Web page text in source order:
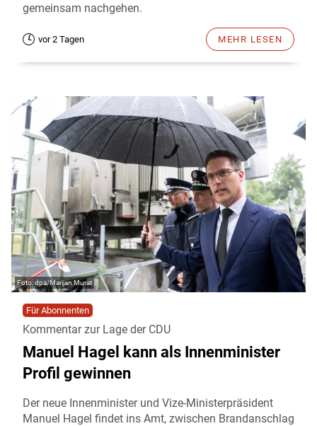
gemeinsam nachgehen.
vor 2 Tagen MEHR LESEN
dpa/Marijan Murat
Für Abonnenten
Kommentar zur Lage der CDU
Manuel Hagel kann als Innenminister
Profil gewinnen
Der neue Innenminister und Vize-Ministerpräsident
Manuel Hagel findet ins Amt, zwischen Brandanschlag